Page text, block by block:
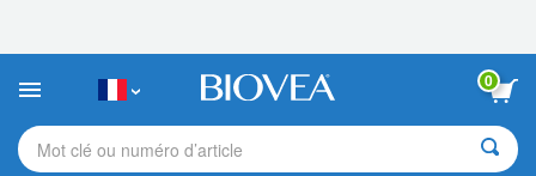
:
site
comprend
un
0
Mot clé ou numéro d’article